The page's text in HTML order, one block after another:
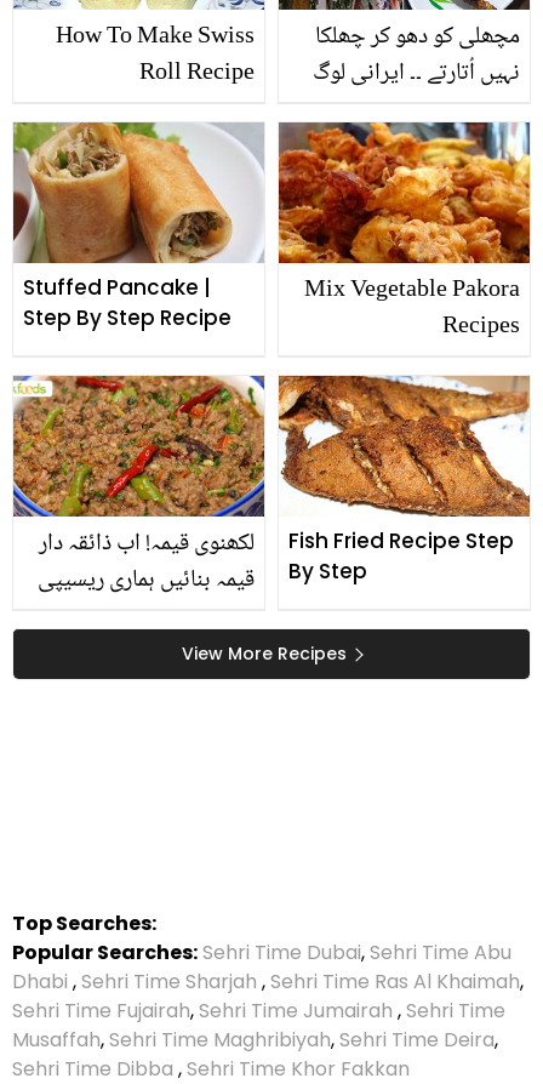
How To Make Swiss
Roll Recipe
مچھلی کو دھو کر چھلکا
نہیں اُتارتے ۔۔ ایرانی لوگ
طرح پکاتے ہیں ؟ ذائقہ دار
مچھلی کی خاص ریسیپی
Stuffed Pancake |
Step By Step Recipe
Mix Vegetable Pakora
Recipes
لکھنوی قیمہ! اب ذائقہ دار
قیمہ بنائیں ہماری ریسیپی
آسان طریقے سے
Fish Fried Recipe Step
By Step
View More Recipes
Top Searches:
Popular Searches:Sehri Time Dubai,Sehri Time Abu
Dhabi ,Sehri Time Sharjah ,Sehri Time Ras Al Khaimah,
Sehri Time Fujairah,Sehri Time Jumairah ,Sehri Time
Musaffah,Sehri Time Maghribiyah,Sehri Time Deira,
Sehri Time Dibba ,Sehri Time Khor Fakkan